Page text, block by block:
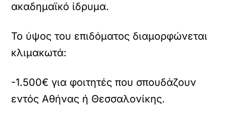
ακαδημαϊκό ίδρυμα.
Το ύψος του επιδόματος διαμορφώνεται
κλιμακωτά:
-1.500€ για φοιτητές που σπουδάζουν
εντός Αθήνας ή Θεσσαλονίκης.